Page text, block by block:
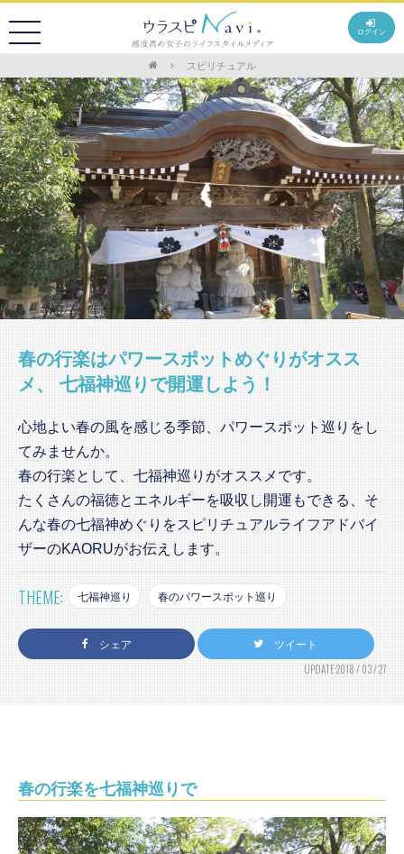
ログイン
スピリチュアル
春の行楽はパワースポットめぐりがオスス
メ、 七福神巡りで開運しよう！
心地よい春の風を感じる季節、パワースポット巡りをし
てみませんか。
春の行楽として、七福神巡りがオススメです。
たくさんの福徳とエネルギーを吸収し開運もできる、そ
んな春の七福神めぐりをスピリチュアルライフアドバイ
ザーのKAORUがお伝えします。
THEME: 七福神巡り 春のパワースポット巡り
シェア ツイート
UPDATE:2018 / 03 / 27
春の行楽を七福神巡りで